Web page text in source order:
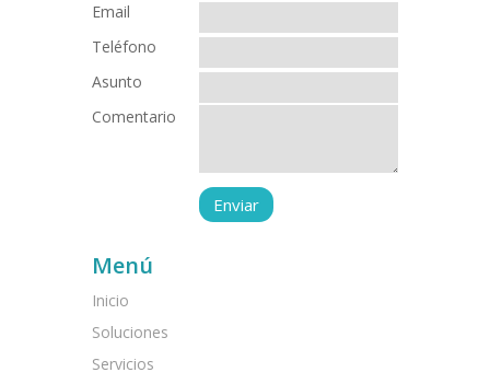
Email
Teléfono
Asunto
Comentario
Menú
Inicio
Soluciones
Servicios